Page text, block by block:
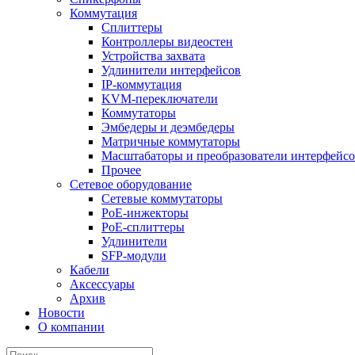
Коммутация
Сплиттеры
Контроллеры видеостен
Устройства захвата
Удлинители интерфейсов
IP-коммутация
KVM-переключатели
Коммутаторы
Эмбедеры и деэмбедеры
Матричные коммутаторы
Масштабаторы и преобразователи
Прочее
Сетевое оборудование
Сетевые коммутаторы
PoE-инжекторы
PoE-сплиттеры
Удлинители
SFP-модули
Кабели
Аксессуары
Архив
Новости
О компании